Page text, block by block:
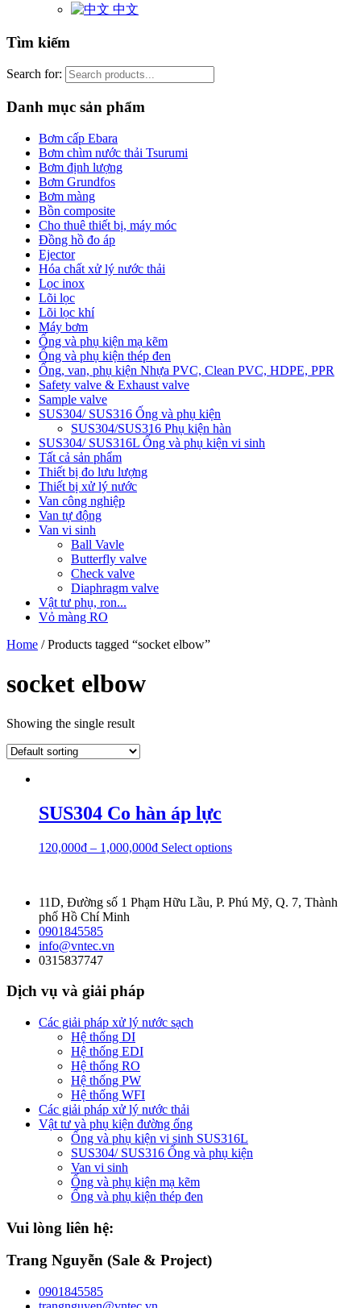
中文
Tìm kiếm
Search for:
Danh mục sản phẩm
Bơm cấp Ebara
Bơm chìm nước thải Tsurumi
Bơm định lượng
Bơm Grundfos
Bơm màng
Bồn composite
Cho thuê thiết bị, máy móc
Đồng hồ đo áp
Ejector
Hóa chất xử lý nước thải
Lọc inox
Lõi lọc
Lõi lọc khí
Máy bơm
Ống và phụ kiện mạ kẽm
Ống và phụ kiện thép đen
Ống, van, phụ kiện Nhựa PVC, Clean PVC, HDPE, PPR
Safety valve & Exhaust valve
Sample valve
SUS304/ SUS316 Ống và phụ kiện
SUS304/SUS316 Phụ kiện hàn
SUS304/ SUS316L Ống và phụ kiện vi sinh
Tất cả sản phẩm
Thiết bị đo lưu lượng
Thiết bị xử lý nước
Van công nghiệp
Van tự động
Van vi sinh
Ball Vavle
Butterfly valve
Check valve
Diaphragm valve
Vật tư phụ, ron...
Vỏ màng RO
Home / Products tagged “socket elbow”
socket elbow
Showing the single result
SUS304 Co hàn áp lực
120,000₫ – 1,000,000₫ Select options
11D, Đường số 1 Phạm Hữu Lầu, P. Phú Mỹ, Q. 7, Thành
phố Hồ Chí Minh
0901845585
info@vntec.vn
0315837747
Dịch vụ và giải pháp
Các giải pháp xử lý nước sạch
Hệ thống DI
Hệ thống EDI
Hệ thống RO
Hệ thống PW
Hệ thống WFI
Các giải pháp xử lý nước thải
Vật tư và phụ kiện đường ống
Ống và phụ kiện vi sinh SUS316L
SUS304/ SUS316 Ống và phụ kiện
Van vi sinh
Ống và phụ kiện mạ kẽm
Ống và phụ kiện thép đen
Vui lòng liên hệ:
Trang Nguyễn (Sale & Project)
0901845585